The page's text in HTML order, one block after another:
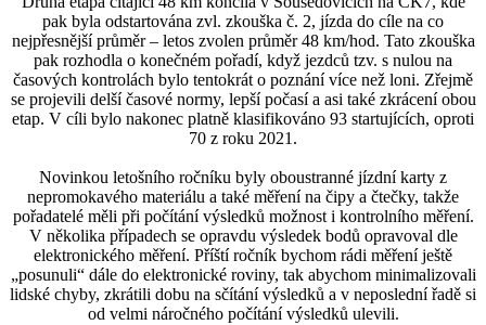
pak byla odstartována zvl. zkouška č. 2, jízda do cíle na co
nejpřesnější průměr – letos zvolen průměr 48 km/hod. Tato zkouška
pak rozhodla o konečném pořadí, když jezdců tzv. s nulou na
časových kontrolách bylo tentokrát o poznání více než loni. Zřejmě
se projevili delší časové normy, lepší počasí a asi také zkrácení obou
etap. V cíli bylo nakonec platně klasifikováno 93 startujících, oproti
70 z roku 2021.
Novinkou letošního ročníku byly oboustranné jízdní karty z
nepromokavého materiálu a také měření na čipy a čtečky, takže
pořadatelé měli při počítání výsledků možnost i kontrolního měření.
V několika případech se opravdu výsledek bodů opravoval dle
elektronického měření. Příští ročník bychom rádi měření ještě
„posunuli“ dále do elektronické roviny, tak abychom minimalizovali
lidské chyby, zkrátili dobu na sčítání výsledků a v neposlední řadě si
od velmi náročného počítání výsledků ulevili.